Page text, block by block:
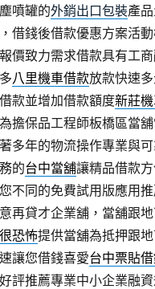
噴罐的外銷出口包裝產
借錢後借款優惠方案活
價致力需求借款具有工
八里機車借款放款快速
款並增加借款額度新莊
擔保品工程師板橋區當
多年的物流操作專業與
的台中當舖讓精品借款
不同的免費試用版應用
再貸才企業舖，當舖跟
恐怖提供當舖為抵押跟
讓您借錢喜愛台中票貼
評推薦專業中小企業融